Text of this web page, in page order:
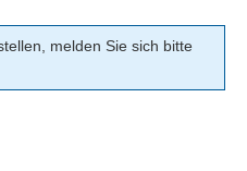
melden Sie sich bitte